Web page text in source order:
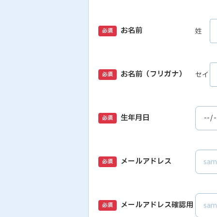
必須 お名前 姓
必須 お名前（フリガナ） セイ
必須 生年月日
必須 メールアドレス
必須 メールアドレス確認用